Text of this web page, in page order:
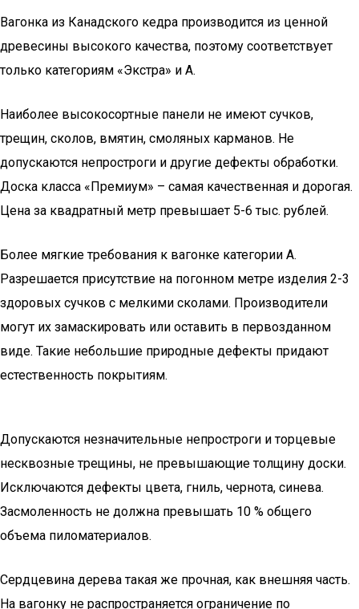
Вагонка из Канадского кедра производится из ценной
древесины высокого качества, поэтому соответствует
только категориям «Экстра» и А.
Наиболее высокосортные панели не имеют сучков,
трещин, сколов, вмятин, смоляных карманов. Не
допускаются непростроги и другие дефекты обработки.
Доска класса «Премиум» – самая качественная и дорогая.
Цена за квадратный метр превышает 5-6 тыс. рублей.
Более мягкие требования к вагонке категории А.
Разрешается присутствие на погонном метре изделия 2-3
здоровых сучков с мелкими сколами. Производители
могут их замаскировать или оставить в первозданном
виде. Такие небольшие природные дефекты придают
естественность покрытиям.
Допускаются незначительные непростроги и торцевые
несквозные трещины, не превышающие толщину доски.
Исключаются дефекты цвета, гниль, чернота, синева.
Засмоленность не должна превышать 10 % общего
объема пиломатериалов.
Сердцевина дерева такая же прочная, как внешняя часть.
На вагонку не распространяется ограничение по